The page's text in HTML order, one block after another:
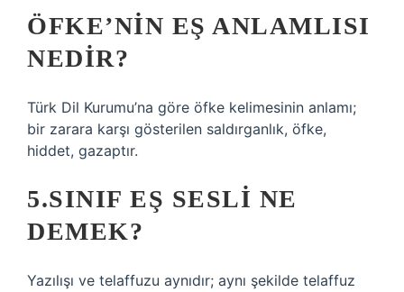
ÖFKE’NIN EŞ ANLAMLISI
NEDIR?
Türk Dil Kurumu’na göre öfke kelimesinin anlamı;
bir zarara karşı gösterilen saldırganlık, öfke,
hiddet, gazaptır.
5.SINIF EŞ SESLI NE
DEMEK?
Yazılışı ve telaffuzu aynıdır; aynı şekilde telaffuz